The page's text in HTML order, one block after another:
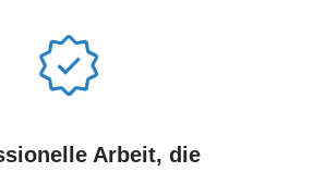
Arbeit, die